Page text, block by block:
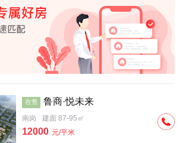
在售 鲁商·悦未来
南岗 建面 87-95㎡
12000 元/平米